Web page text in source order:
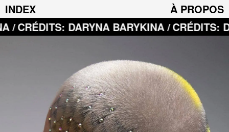
À PROPOS
INDEX
DARYNA BARYKINA / CRÉDITS: DARYNA